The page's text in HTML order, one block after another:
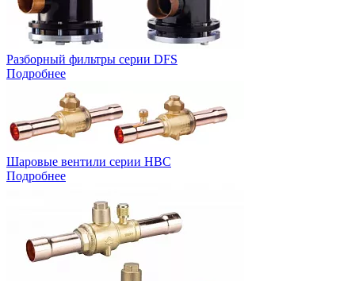
Разборный фильтры серии DFS
Подробнее
Шаровые вентили серии HBC
Подробнее